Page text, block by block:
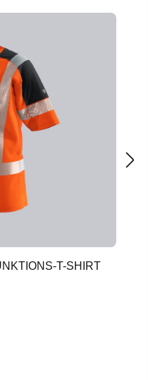
T-SHIRT